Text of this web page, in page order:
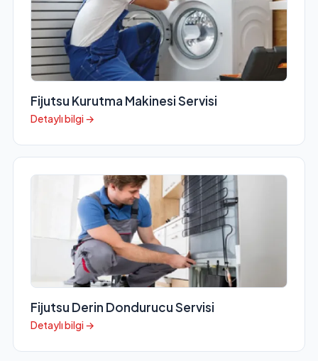
Fijutsu Kurutma Makinesi Servisi
Detaylı bilgi →
Fijutsu Derin Dondurucu Servisi
Detaylı bilgi →